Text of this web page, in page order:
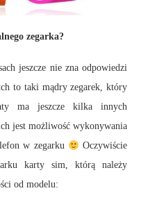
zegarka?
jeszcze nie zna odpowiedzi
to taki mądry zegarek, który
ma jeszcze kilka innych
jest możliwość wykonywania
w zegarku
Oczywiście
karty sim, którą należy
od modelu: